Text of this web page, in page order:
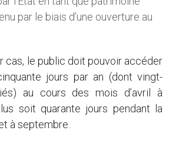
par le biais d’une ouverture au
cas, le public doit pouvoir accéder
jours par an (dont vingt-
au cours des mois d’avril à
soit quarante jours pendant la
à septembre.